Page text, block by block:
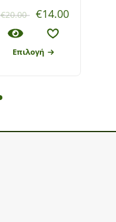
€20.00 €14.00
Επιλογή